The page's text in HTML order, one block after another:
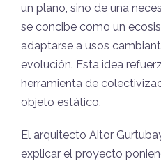
un plano, sino de una
se concibe como un
adaptarse a usos
evolución. Esta idea
herramienta de
objeto estático.
El arquitecto Aitor
explicar el proyecto